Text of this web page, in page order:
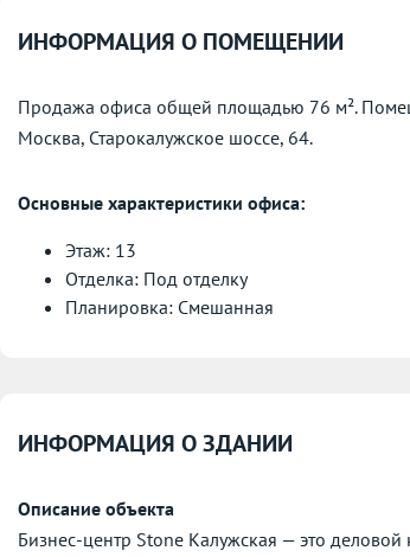
ИНФОРМАЦИЯ О ПОМЕЩЕНИИ
Продажа офиса общей площадью 76 м².
Москва, Старокалужское шоссе, 64.
Основные характеристики офиса:
Этаж: 13
Отделка: Под отделку
Планировка: Смешанная
ИНФОРМАЦИЯ О ЗДАНИИ
Описание объекта
Бизнес-центр Stone Калужская — это деловой